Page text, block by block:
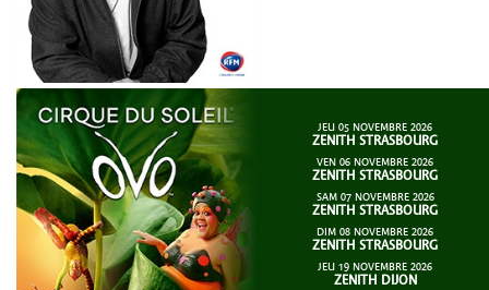
JEU 05 NOVEMBRE 2026
ZENITH STRASBOURG
VEN 06 NOVEMBRE 2026
ZENITH STRASBOURG
SAM 07 NOVEMBRE 2026
ZENITH STRASBOURG
DIM 08 NOVEMBRE 2026
ZENITH STRASBOURG
JEU 19 NOVEMBRE 2026
ZENITH DIJON